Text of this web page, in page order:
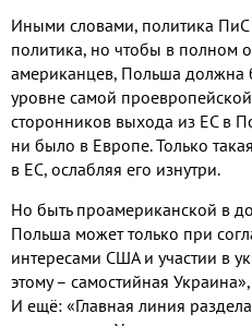
Иными словами, политика ПиС
политика, но чтобы в полном
американцев, Польша должна
уровне самой
сторонников выхода из ЕС в
ни было в Европе. Только
в ЕС, ослабляя его изнутри.
Но быть проамериканской в
Польша может только при
интересами США и участии в
этому – самостийная
И ещё: «Главная линия